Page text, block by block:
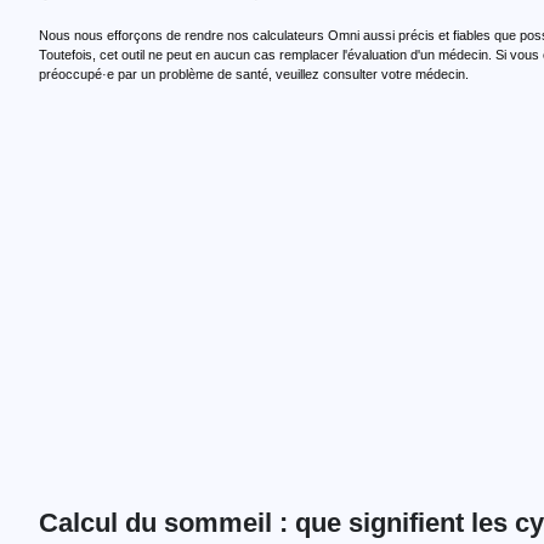
Nous nous efforçons de rendre nos calculateurs Omni aussi précis et fiables que
Toutefois, cet outil ne peut en aucun cas remplacer l'évaluation d'un médecin. Si vous
préoccupé·e par un problème de santé, veuillez consulter votre médecin.
Calcul du sommeil : que signifient les